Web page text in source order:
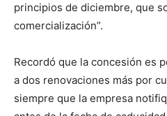
principios de diciembre, que
comercialización”.
Recordó que la concesión es
a dos renovaciones más por
siempre que la empresa